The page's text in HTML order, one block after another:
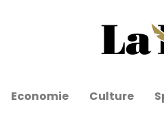
Economie Culture